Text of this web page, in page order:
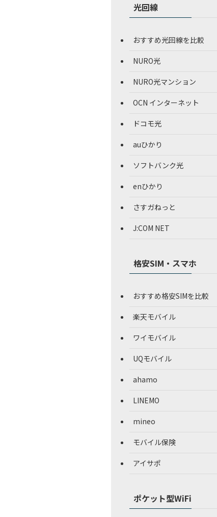
光回線
おすすめ光回線を比較
NURO光
NURO光マンション
OCN インターネット
ドコモ光
auひかり
ソフトバンク光
enひかり
さすガねっと
J:COM NET
格安SIM・スマホ
おすすめ格安SIMを比較
楽天モバイル
ワイモバイル
UQモバイル
ahamo
LINEMO
mineo
モバイル保険
アイサポ
ポケット型WiFi